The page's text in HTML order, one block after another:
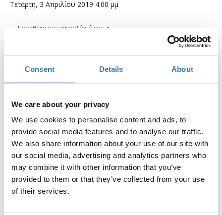
Consent Details About
We care about your privacy
We use cookies to personalise content and ads, to
provide social media features and to analyse our traffic.
We also share information about your use of our site with
our social media, advertising and analytics partners who
may combine it with other information that you’ve
provided to them or that they’ve collected from your use
of their services.
Τετάρτη, 3 Απριλίου 2019 4:00 μμ
Προσθήκη στο ημερολόγιό σας
Συμμετοχή Η περίοδος εγγραφών έχει λήξει.
Το σεμινάριο απευθύνεται σε εκπαιδευτικούς της
πρωτοβάθμιας και δευτεροβάθμιας εκπαίδευσης οι
οποίοι επιθυμούν να ανακαλύψουν τον κόσμο του